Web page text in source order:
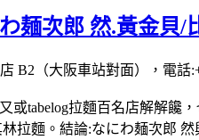
麺次郎 然.黃金貝
（大阪車站對面），電話
tabelog拉麵百名店解解
林拉麵。結論:なにわ麺次郎